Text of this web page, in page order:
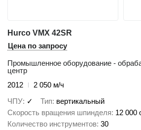
Hurco VMX 42SR
Цена по запросу
Промышленное оборудование -
центр
2012
2 050 м/ч
ЧПУ ✓ Тип вертикальный
Скорость вращения шпинделя 12 000
Количество инструментов 30